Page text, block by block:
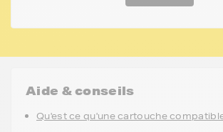
Aide & conseils
Qu'est ce qu'une cartouche